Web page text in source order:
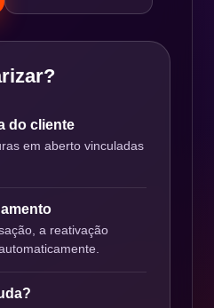
do cliente
em aberto vinculadas
a reativação